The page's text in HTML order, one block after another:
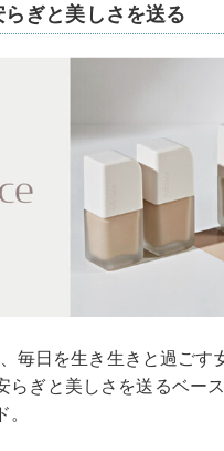
ぎと美しさを送る
毎日を生き生きと過ごす
らぎと美しさを送るベー